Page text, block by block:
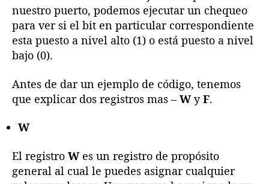
nuestro puerto, podemos ejecutar un chequeo
para ver si el bit en particular correspondiente
esta puesto a nivel alto (1) o está puesto a nivel
bajo (0).
Antes de dar un ejemplo de código, tenemos
que explicar dos registros mas – WyF.
W
El registro Wes un registro de propósito
general al cual le puedes asignar cualquier